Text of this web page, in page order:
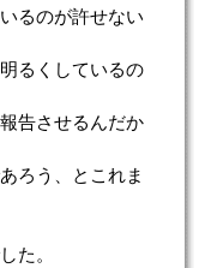
るのが許せない
るくしているの
告させるんだか
ろう、とこれま
た。